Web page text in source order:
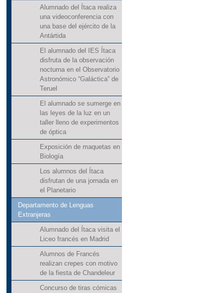
Alumnado del Ítaca realiza
una videoconferencia con
una base del ejército de la
Antártida
El alumnado del IES Ítaca
disfruta de la observación
nocturna en el Observatorio
Astronómico “Galáctica” de
Teruel
El alumnado se sumerge en
las leyes de la luz en un
taller lleno de experimentos
de óptica
Exposición de maquetas en
Biología
Los alumnos del Ítaca
disfrutan de una jornada en
el Planetario
Departamento de Lenguas
Extranjeras
Alumnado del Ítaca visita el
Liceo francés en Madrid
Alumnos de Francés
realizan crepes con motivo
de la fiesta de Chandeleur
Concurso de tiras cómicas